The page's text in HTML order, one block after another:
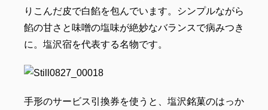
りこんだ皮で白餡を包んでいます。シンプルながら
餡の甘さと味噌の塩味が絶妙なバランスで病みつき
に。塩沢宿を代表する名物です。
手形のサービス引換券を使うと、塩沢銘菓のはっか